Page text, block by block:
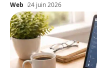
Web 24 juin 2026